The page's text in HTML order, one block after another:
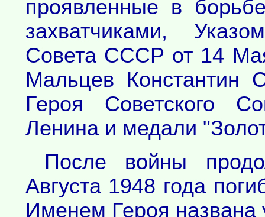
проявленные в
захватчиками,
Совета СССР от 14
Мальцев Константин
Героя Советского
Ленина и медали
После войны
Августа 1948 года
Именем Героя названа